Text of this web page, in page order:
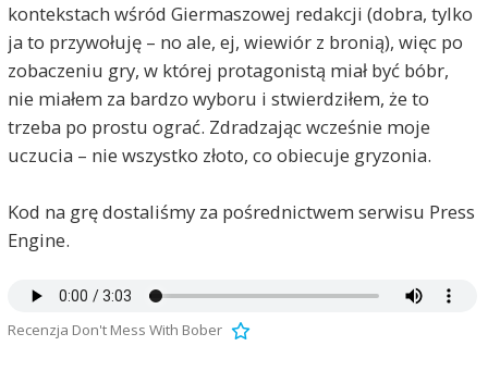
kontekstach wśród Giermaszowej redakcji (dobra, tylko
ja to przywołuję – no ale, ej, wiewiór z bronią), więc po
zobaczeniu gry, w której protagonistą miał być bóbr,
nie miałem za bardzo wyboru i stwierdziłem, że to
trzeba po prostu ograć. Zdradzając wcześnie moje
uczucia – nie wszystko złoto, co obiecuje gryzonia.
Kod na grę dostaliśmy za pośrednictwem serwisu Press
Engine.
Recenzja Don't Mess With Bober